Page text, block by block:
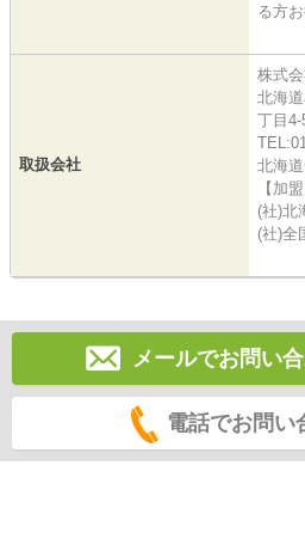
る方
取扱会社
株式
北海
丁目
北海
【加
(社)北
(社)全
メールでお問い
電話でお問い